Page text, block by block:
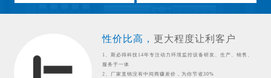
性价比高， 更大程度让利客户
1、斯必得科技14年专注动力环境监控设备研发、生产、销售、
服务于一体
2、厂家直销没有中间商赚差价，为你节省30%